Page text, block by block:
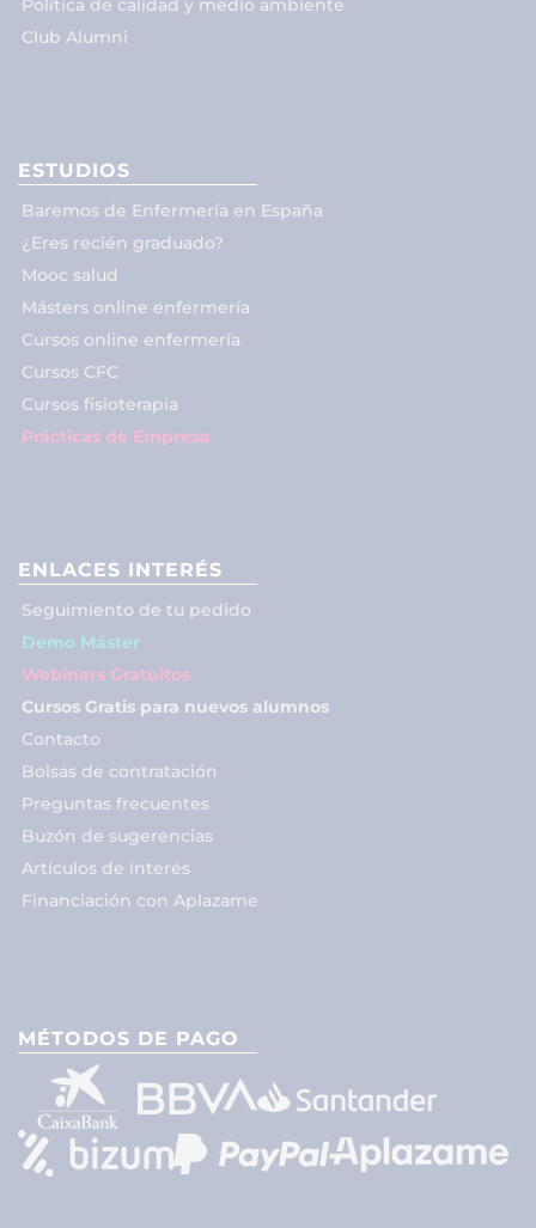
Club Alumni
ESTUDIOS
Baremos de Enfermería en España
¿Eres recién graduado?
Mooc salud
Másters online enfermería
Cursos online enfermería
Cursos CFC
Cursos fisioterapia
Prácticas de Empresa
ENLACES INTERÉS
Seguimiento de tu pedido
Demo Máster
Webinars Gratuitos
Cursos Gratis para nuevos alumnos
Contacto
Bolsas de contratación
Preguntas frecuentes
Buzón de sugerencias
Artículos de interés
Financiación con Aplazame
MÉTODOS DE PAGO